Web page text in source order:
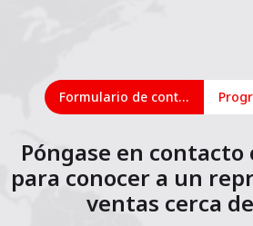
Formulario de contacto
Póngase en
para conocer a un
ventas cerca